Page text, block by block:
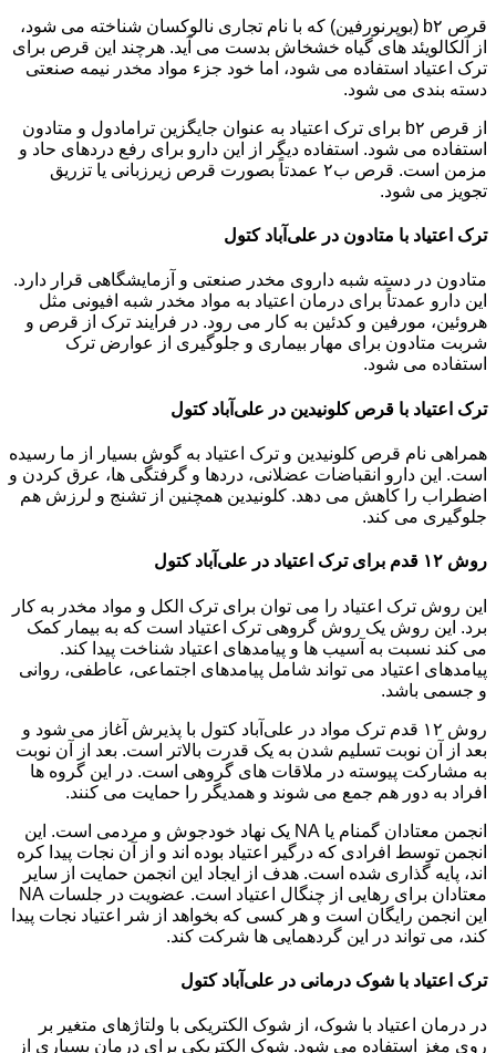
قرص b۲ (بوپرنورفین) که با نام تجاری نالوکسان شناخته می شود،
از آلکالویئد های گیاه خشخاش بدست می آید. هرچند این قرص برای
ترک اعتیاد استفاده می شود، اما خود جزء مواد مخدر نیمه صنعتی
دسته بندی می شود.
از قرص b۲ برای ترک اعتیاد به عنوان جایگزین ترامادول و متادون
استفاده می شود. استفاده دیگر از این دارو برای رفع دردهای حاد و
مزمن است. قرص ب۲ عمدتاً بصورت قرص زیرزبانی یا تزریق
تجویز می شود.
ترک اعتیاد با متادون در علی‌آباد کتول
متادون در دسته شبه داروی مخدر صنعتی و آزمایشگاهی قرار دارد.
این دارو عمدتاً برای درمان اعتیاد به مواد مخدر شبه افیونی مثل
هروئین، مورفین و کدئین به کار می رود. در فرایند ترک از قرص و
شربت متادون برای مهار بیماری و جلوگیری از عوارض ترک
استفاده می شود.
ترک اعتیاد با قرص کلونیدین در علی‌آباد کتول
همراهی نام قرص کلونیدین و ترک اعتیاد به گوش بسیار از ما رسیده
است. این دارو انقباضات عضلانی، دردها و گرفتگی ها، عرق کردن و
اضطراب را کاهش می دهد. کلونیدین همچنین از تشنج و لرزش هم
جلوگیری می کند.
روش ۱۲ قدم برای ترک اعتیاد در علی‌آباد کتول
این روش ترک اعتیاد را می توان برای ترک الکل و مواد مخدر به کار
برد. این روش یک روش گروهی ترک اعتیاد است که به بیمار کمک
می کند نسبت به آسیب ها و پیامدهای اعتیاد شناخت پیدا کند.
پیامدهای اعتیاد می تواند شامل پیامدهای اجتماعی، عاطفی، روانی
و جسمی باشد.
روش ۱۲ قدم ترک مواد در علی‌آباد کتول با پذیرش آغاز می شود و
بعد از آن نوبت تسلیم شدن به یک قدرت بالاتر است. بعد از آن نوبت
به مشارکت پیوسته در ملاقات های گروهی است. در این گروه ها
افراد به دور هم جمع می شوند و همدیگر را حمایت می کنند.
انجمن معتادان گمنام یا NA یک نهاد خودجوش و مردمی است. این
انجمن توسط افرادی که درگیر اعتیاد بوده اند و از آن نجات پیدا کره
اند، پایه گذاری شده است. هدف از ایجاد این انجمن حمایت از سایر
معتادان برای رهایی از چنگال اعتیاد است. عضویت در جلسات NA
این انجمن رایگان است و هر کسی که بخواهد از شر اعتیاد نجات پیدا
کند، می تواند در این گردهمایی ها شرکت کند.
ترک اعتیاد با شوک درمانی در علی‌آباد کتول
در درمان اعتیاد با شوک، از شوک الکتریکی با ولتاژهای متغیر بر
روی مغز استفاده می شود. شوک الکتریکی برای درمان بسیاری از